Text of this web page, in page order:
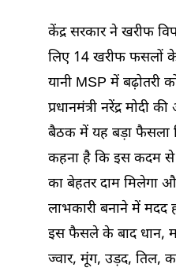
केंद्र सरकार ने खरीफ
लिए 14 खरीफ फसलों
यानी MSP में बढ़ोतरी
प्रधानमंत्री नरेंद्र मोदी
बैठक में यह बड़ा फैसला
कहना है कि इस कदम से
का बेहतर दाम मिलेगा
लाभकारी बनाने में मदद
इस फैसले के बाद धान,
ज्वार, मूंग, उड़द,